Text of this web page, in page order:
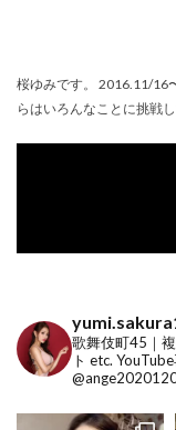
桜ゆみです。 2016.11/16
らはいろんなことに挑戦
歌舞伎町45｜
ト etc.